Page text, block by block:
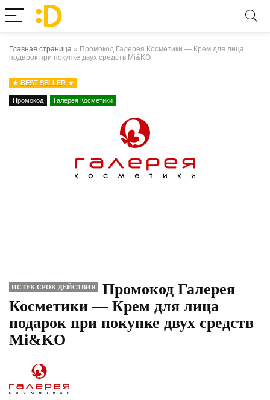
Главная страница » Промокод Галерея Косметики — Крем для лица
подарок при покупке двух средств Mi&KO
BEST SELLER
Промокод Галерея Косметики
ИСТЕК СРОК ДЕЙСТВИЯ
Промокод Галерея
Косметики — Крем для лица
подарок при покупке двух средств
Mi&KO